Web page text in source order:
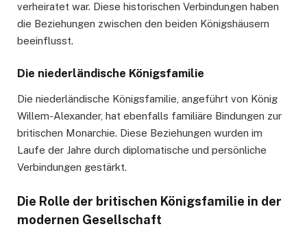
verheiratet war. Diese historischen Verbindungen haben
die Beziehungen zwischen den beiden Königshäusern
beeinflusst.
Die niederländische Königsfamilie
Die niederländische Königsfamilie, angeführt von König
Willem-Alexander, hat ebenfalls familiäre Bindungen zur
britischen Monarchie. Diese Beziehungen wurden im
Laufe der Jahre durch diplomatische und persönliche
Verbindungen gestärkt.
Die Rolle der britischen Königsfamilie in der
modernen Gesellschaft